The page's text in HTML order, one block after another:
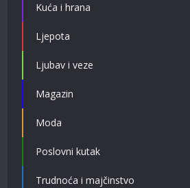
Kuća i hrana
Ljepota
Ljubav i veze
Magazin
Moda
Poslovni kutak
Trudnoća i majčinstvo